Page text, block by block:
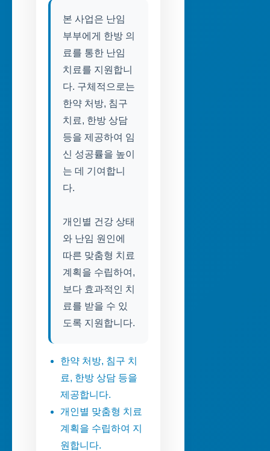
본 사업은 난임
부부에게 한방 의
료를 통한 난임
치료를 지원합니
다. 구체적으로는
한약 처방, 침구
치료, 한방 상담
등을 제공하여 임
신 성공률을 높이
는 데 기여합니
다.
개인별 건강 상태
와 난임 원인에
따른 맞춤형 치료
계획을 수립하여,
보다 효과적인 치
료를 받을 수 있
도록 지원합니다.
한약 처방, 침구 치
료, 한방 상담 등을
제공합니다.
개인별 맞춤형 치료
계획을 수립하여 지
원합니다.